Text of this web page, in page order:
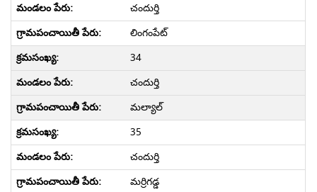
చందుర్తి
లింగంపేట్
34
చందుర్తి
మల్యాల్
35
చందుర్తి
మర్రిగడ్డ